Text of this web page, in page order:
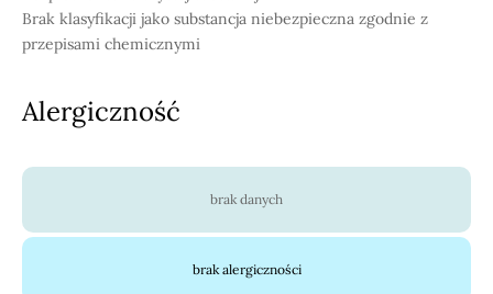
Brak klasyfikacji jako substancja niebezpieczna zgodnie z
przepisami chemicznymi
Alergiczność
brak danych
brak alergiczności